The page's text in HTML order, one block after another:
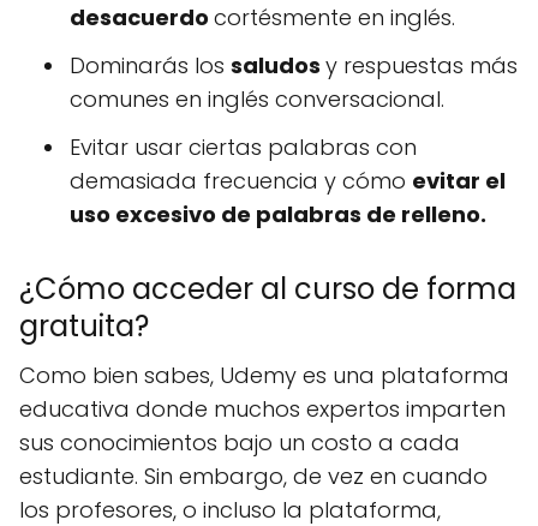
desacuerdo cortésmente en inglés.
Dominarás los saludos y respuestas más
comunes en inglés conversacional.
Evitar usar ciertas palabras con
demasiada frecuencia y cómo evitar el
uso excesivo de palabras de relleno.
¿Cómo acceder al curso de forma
gratuita?
Como bien sabes, Udemy es una plataforma
educativa donde muchos expertos imparten
sus conocimientos bajo un costo a cada
estudiante. Sin embargo, de vez en cuando
los profesores, o incluso la plataforma,